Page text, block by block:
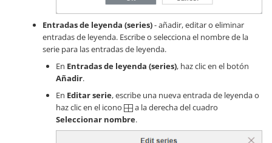
Entradas de leyenda (series)- añadir, editar o eliminar
entradas de leyenda. Escribe o selecciona el nombre de la
serie para las entradas de leyenda.
En Entradas de leyenda (series), haz clic en el botón
Añadir.
En Editar serie, escribe una nueva entrada de leyenda o
haz clic en el icono
a la derecha del cuadro
Seleccionar nombre.